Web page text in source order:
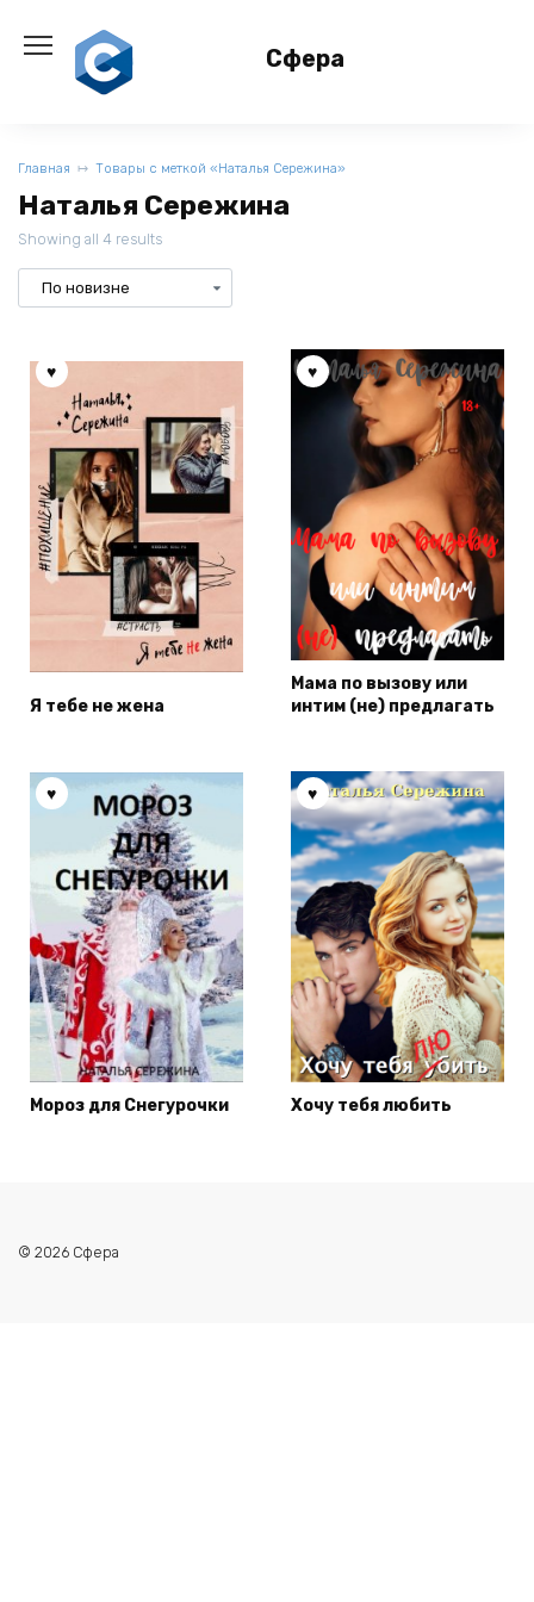
содержанию
Сфера
Главная Товары с меткой «Наталья Сережина»
Наталья Сережина
Showing all 4 results
Я тебе не жена
Мама по вызову или
интим (не) предлагать
Мороз для Снегурочки Хочу тебя любить
© 2026 Сфера